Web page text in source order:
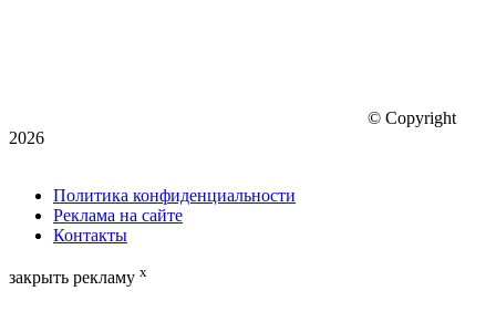
© Copyright
2026
Политика конфиденциальности
Реклама на сайте
Контакты
закрыть рекламу x